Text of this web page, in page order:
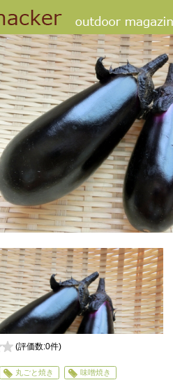
(評価数:0件)
丸ごと焼き 味噌焼き